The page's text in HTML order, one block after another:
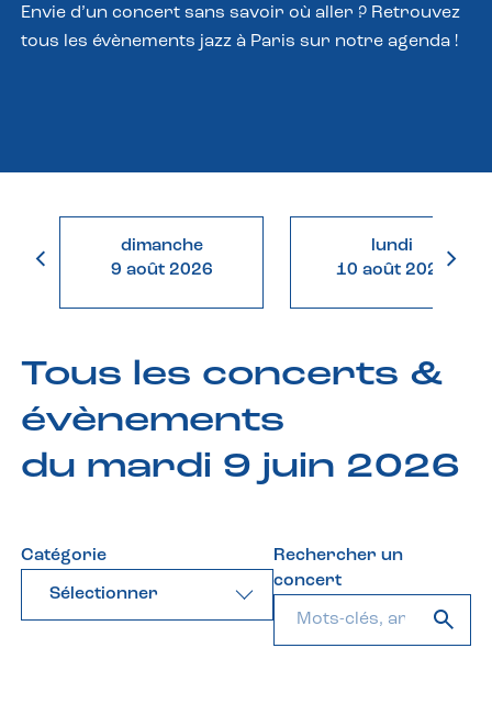
Envie d’un concert sans savoir où aller ? Retrouvez
tous les évènements jazz à Paris sur notre agenda !
dimanche
9 août 2026
lundi
10 août 2026
Tous les concerts &
évènements
du mardi 9 juin 2026
Catégorie
Sélectionner
Rechercher un
concert